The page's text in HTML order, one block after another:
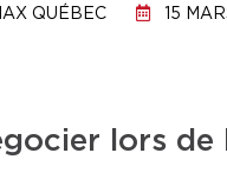
QUÉBEC 15
lors de